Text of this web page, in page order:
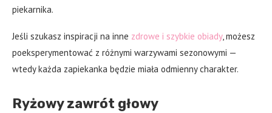
piekarnika.
Jeśli szukasz inspiracji na inne zdrowe i szybkie obiady, możesz
poeksperymentować z różnymi warzywami sezonowymi —
wtedy każda zapiekanka będzie miała odmienny charakter.
Ryżowy zawrót głowy